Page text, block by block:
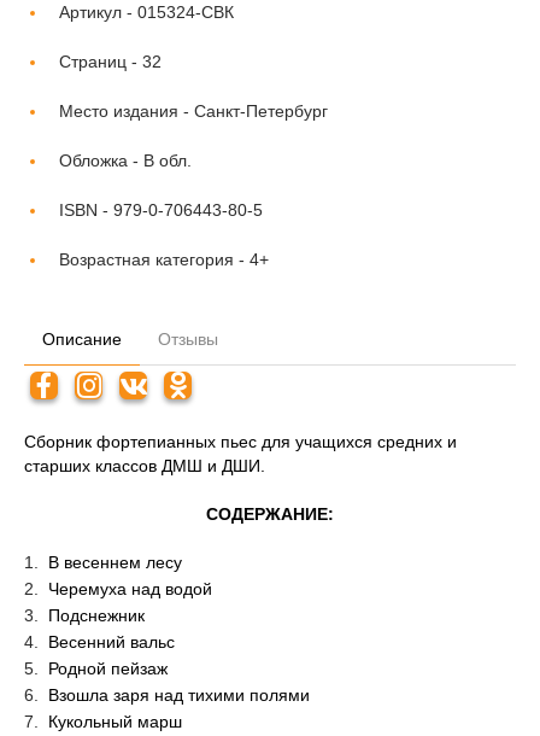
Артикул - 015324-СВК
Страниц - 32
Место издания - Санкт-Петербург
Обложка - В обл.
ISBN - 979-0-706443-80-5
Возрастная категория - 4+
Описание Отзывы
Сборник фортепианных пьес для учащихся средних и
старших классов ДМШ и ДШИ.
СОДЕРЖАНИЕ:
В весеннем лесу
Черемуха над водой
Подснежник
Весенний вальс
Родной пейзаж
Взошла заря над тихими полями
Кукольный марш